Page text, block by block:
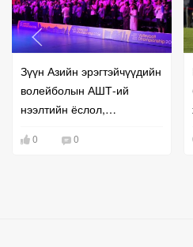
Зүүн Азийн эрэгтэйчүүдийн
волейболын АШТ-ий
нээлтийн ёслол,
0 0